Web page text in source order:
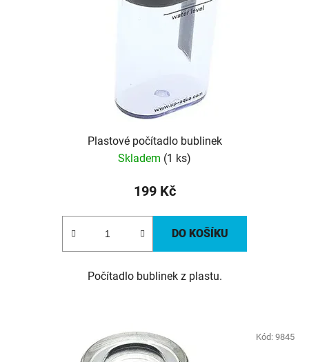
Plastové počítadlo bublinek
Skladem (1 ks)
199 Kč
DO KOŠÍKU
Počítadlo bublinek z plastu.
Kód: 9845